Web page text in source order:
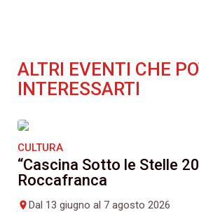
ALTRI EVENTI CHE
INTERESSARTI
CULTURA
“Cascina Sotto le Stelle
Roccafranca
placeDal 13 giugno al 7 agosto 2026